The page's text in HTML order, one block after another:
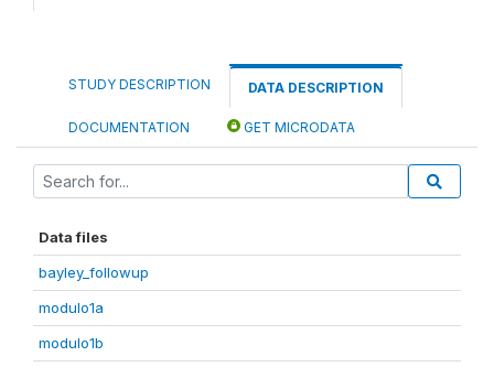
STUDY DESCRIPTION DATA DESCRIPTION
DOCUMENTATION GET MICRODATA
Data files
bayley_followup
modulo1a
modulo1b